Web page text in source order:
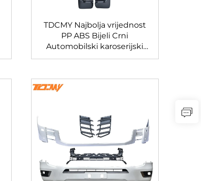
TDCMY Najbolja vrijednost
PP ABS Bijeli Crni
Automobilski karoserijski
komplet Prednji branik
Kotlina za Land Cruiser